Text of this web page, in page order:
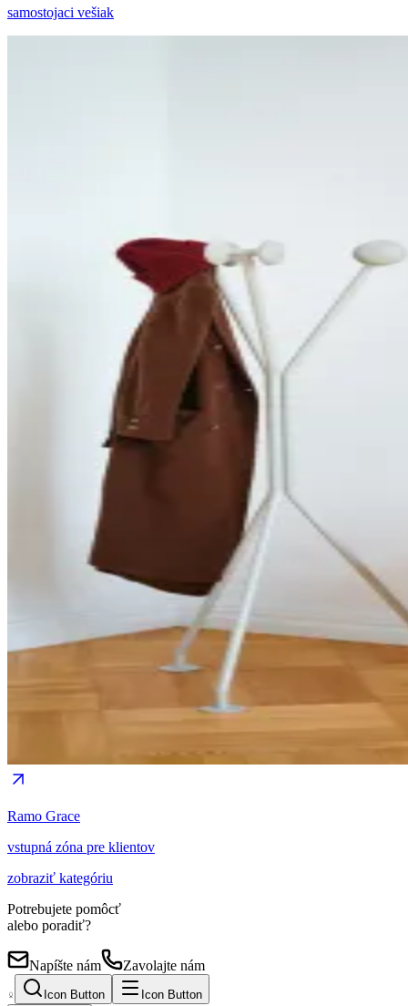
samostojaci vešiak
Ramo Grace
vstupná zóna pre klientov
zobraziť kategóriu
Potrebujete pomôcť
alebo poradiť?
Napíšte nám Zavolajte nám
Icon Button Icon Button